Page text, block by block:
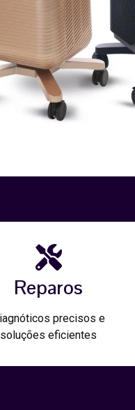
Reparos
precisos e
soluções eficientes